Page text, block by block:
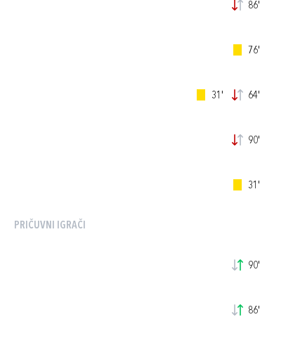
86'
76'
31' 64'
90'
31'
PRIČUVNI IGRAČI
90'
86'